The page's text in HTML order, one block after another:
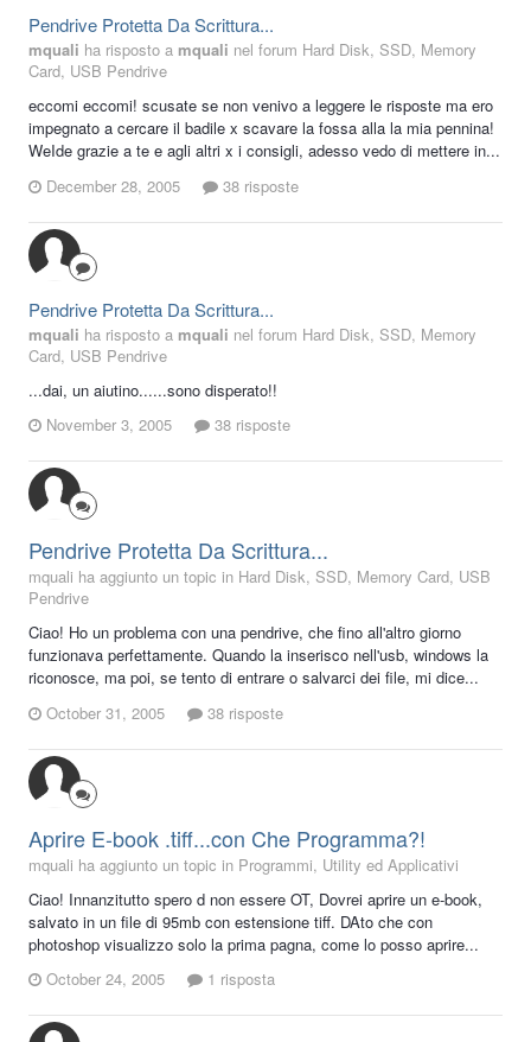
Pendrive Protetta Da Scrittura...
mquali ha risposto a mquali nel forum Hard Disk, SSD, Memory
Card, USB Pendrive
eccomi eccomi! scusate se non venivo a leggere le risposte ma ero
impegnato a cercare il badile x scavare la fossa alla la mia pennina!
WeIde grazie a te e agli altri x i consigli, adesso vedo di mettere in...
December 28, 2005
38 risposte
Pendrive Protetta Da Scrittura...
mquali ha risposto a mquali nel forum Hard Disk, SSD, Memory
Card, USB Pendrive
...dai, un aiutino......sono disperato!!
November 3, 2005
38 risposte
Pendrive Protetta Da Scrittura...
mquali ha aggiunto un topic in Hard Disk, SSD, Memory Card, USB
Pendrive
Ciao! Ho un problema con una pendrive, che fino all'altro giorno
funzionava perfettamente. Quando la inserisco nell'usb, windows la
riconosce, ma poi, se tento di entrare o salvarci dei file, mi dice...
October 31, 2005
38 risposte
Aprire E-book .tiff...con Che Programma?!
mquali ha aggiunto un topic in Programmi, Utility ed Applicativi
Ciao! Innanzitutto spero d non essere OT, Dovrei aprire un e-book,
salvato in un file di 95mb con estensione tiff. DAto che con
photoshop visualizzo solo la prima pagna, come lo posso aprire...
October 24, 2005
1 risposta